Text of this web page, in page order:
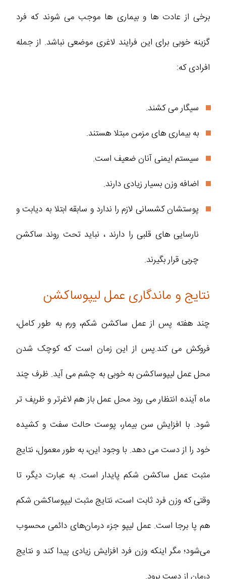
برخی از عادت ها و بیماری ها موجب می شوند که فرد
گزینه خوبی برای این فرایند لاغری موضعی نباشد. از جمله
افرادی که:
سیگار می کشند.
به بیماری های مزمن مبتلا هستند.
سیستم ایمنی آنان ضعیف است.
اضافه وزن بسیار زیادی دارند.
پوستشان کشسانی لازم را ندارد و سابقه ابتلا به دیابت و
نارسایی های قلبی را دارند ، نباید تحت روند ساکشن
چربی قرار بگیرند.
نتایج و ماندگاری عمل لیپوساکشن
چند هفته پس از عمل ساکشن شکم، ورم به طور کامل،
فروکش می کند.پس از این زمان است که کوچک شدن
محل عمل لیپوساکشن به خوبی به چشم می آید. ظرف چند
ماه آینده انتظار می رود محل عمل باز هم لاغرتر و ظریف تر
شود. با افزایش سن بیمار، پوست حالت سفت و کشیده
خود را از دست می دهد. با وجود این، به طور معمول، نتایج
مثبت عمل ساکشن شکم پایدار است. به عبارت دیگر، تا
وقتی که وزن فرد ثابت است، نتایج مثبت لیپوساکشن شکم
هم پا برجا است. عمل لیپو جزء درمان‌های دائمی محسوب
می‌شود؛ مگر اینکه وزن فرد افزایش زیادی پیدا کند و نتایج